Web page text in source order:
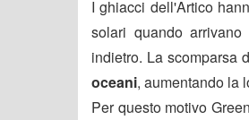
I ghiacci dell'Artico
solari quando
indietro. La scomparsa
oceani, aumentando la
Per questo motivo